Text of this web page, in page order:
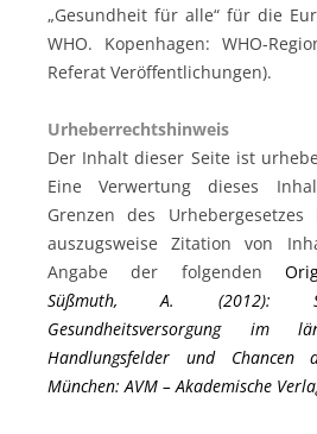
„Gesundheit für alle“ für die
WHO. Kopenhagen: WHO-
Referat Veröffentlichungen).
Urheberrechtshinweis
Der Inhalt dieser Seite ist
Eine Verwertung dieses
Grenzen des
auszugsweise Zitation von
Angabe der folgenden
Süßmuth, A. (2012):
Gesundheitsversorgung im
Handlungsfelder und Chancen
München: AVM – Akademische